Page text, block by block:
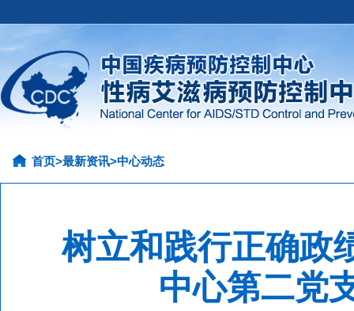
首页>最新资讯>中心动态
树立和践行正确
中心第二党